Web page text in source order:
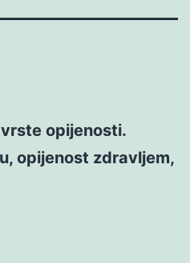
opijenosti.
opijenost zdravljem,